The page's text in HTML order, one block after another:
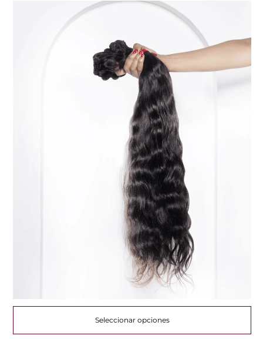
Seleccionar opciones